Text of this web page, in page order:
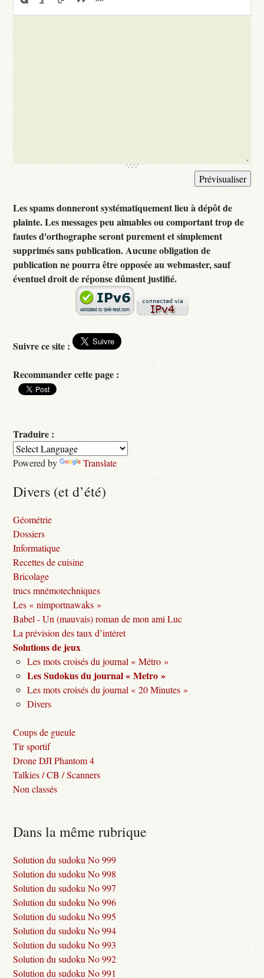
Les spams donneront systématiquement lieu à dépôt de
plainte. Les messages peu aimables ou comportant trop de
fautes d'orthographe seront purement et simplement
supprimés sans publication. Aucune obligation de
publication ne pourra être opposée au webmaster, sauf
éventuel droit de réponse dûment justifié.
Suivre ce site :
Recommander cette page :
Traduire :
Powered by Translate
Divers (et d’été)
Géométrie
Dossiers
Informatique
Recettes de cuisine
Bricolage
trucs mnémotechniques
Les « nimportnawaks »
Babel - Un (mauvais) roman de mon ami Luc
La prévision des taux d’intéret
Solutions de jeux
Les mots croisés du journal « Métro »
Les Sudokus du journal « Metro »
Les mots croisés du journal « 20 Minutes »
Divers
Coups de gueule
Tir sportif
Drone DJI Phantom 4
Talkies / CB / Scanners
Non classés
Dans la même rubrique
Solution du sudoku No 999
Solution du sudoku No 998
Solution du sudoku No 997
Solution du sudoku No 996
Solution du sudoku No 995
Solution du sudoku No 994
Solution du sudoku No 993
Solution du sudoku No 992
Solution du sudoku No 991